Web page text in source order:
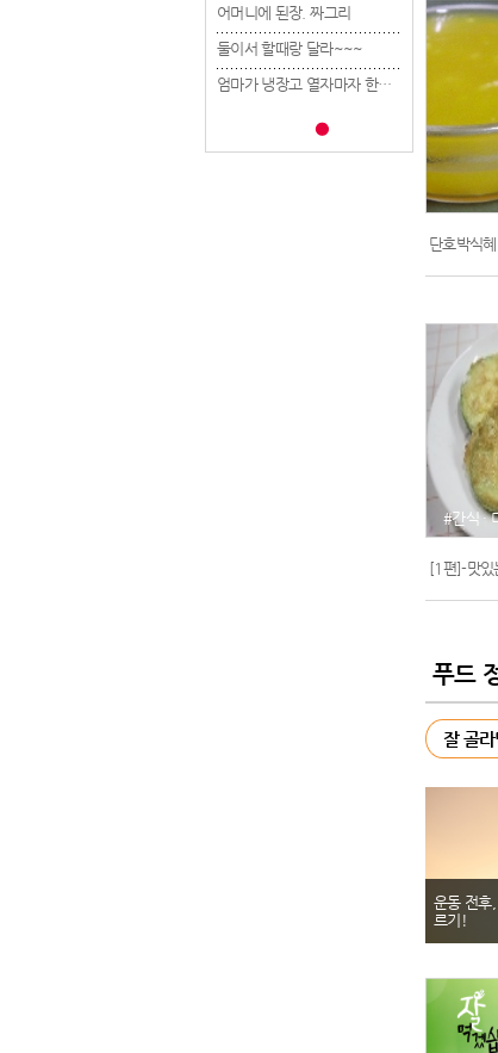
어머니에 된장. 짜그리
둘이서 할때랑 달라~~~
엄마가 냉장고 열자마자 한숨 쉼ㅋ..
어머니에 된장.
둘이서 할때랑
단호박식혜
#간식 ·
푸드
잘 골라
운동 전후
르기!